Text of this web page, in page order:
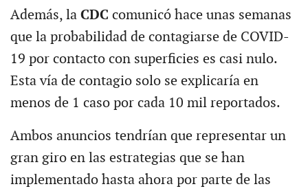
Además, la CDC comunicó hace unas semanas
que la probabilidad de contagiarse de COVID-
19 por contacto con superficies es casi nulo.
Esta vía de contagio solo se explicaría en
menos de 1 caso por cada 10 mil reportados.
Ambos anuncios tendrían que representar un
gran giro en las estrategias que se han
implementado hasta ahora por parte de las